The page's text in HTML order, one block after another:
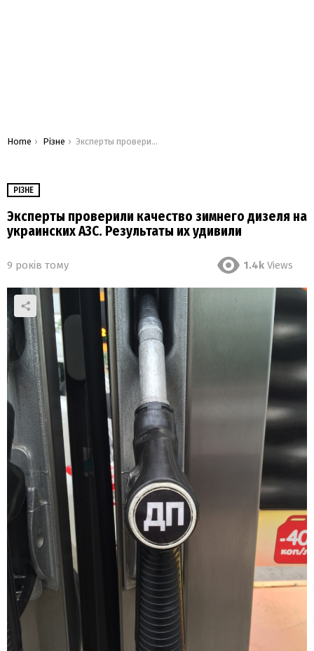
You are here:
Home Різне Эксперты проверили качество зимнего дизеля на украинских АЗС. Результаты их удивили
РІЗНЕ
Эксперты проверили качество зимнего дизеля на
украинских АЗС. Результаты их удивили
9 років тому 1.4k Views